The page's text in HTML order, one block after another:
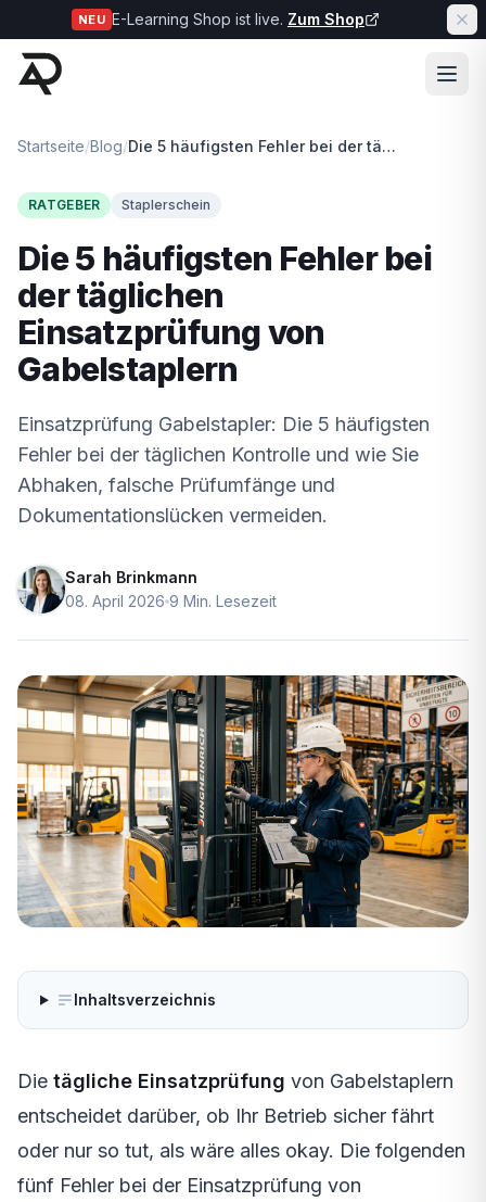
NEU E-Learning Shop ist live. Zum Shop
Startseite/Blog/ Die 5 häufigsten Fehler bei der täglichen Einsatzprüfung von Gabelstaplern
RATGEBER Staplerschein
Die 5 häufigsten Fehler bei
der täglichen
Einsatzprüfung von
Gabelstaplern
Einsatzprüfung Gabelstapler: Die 5 häufigsten
Fehler bei der täglichen Kontrolle und wie Sie
Abhaken, falsche Prüfumfänge und
Dokumentationslücken vermeiden.
Sarah Brinkmann
08. April 2026 9 Min. Lesezeit
Inhaltsverzeichnis
Die tägliche Einsatzprüfung von Gabelstaplern
entscheidet darüber, ob Ihr Betrieb sicher fährt
oder nur so tut, als wäre alles okay. Die folgenden
fünf Fehler bei der Einsatzprüfung von